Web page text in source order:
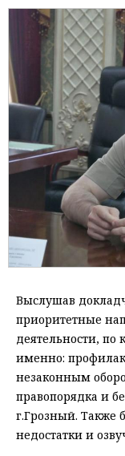
Выслушав
приоритетные
деятельности, по
именно:
незаконным
правопорядка и
г.Грозный.
недостатки и